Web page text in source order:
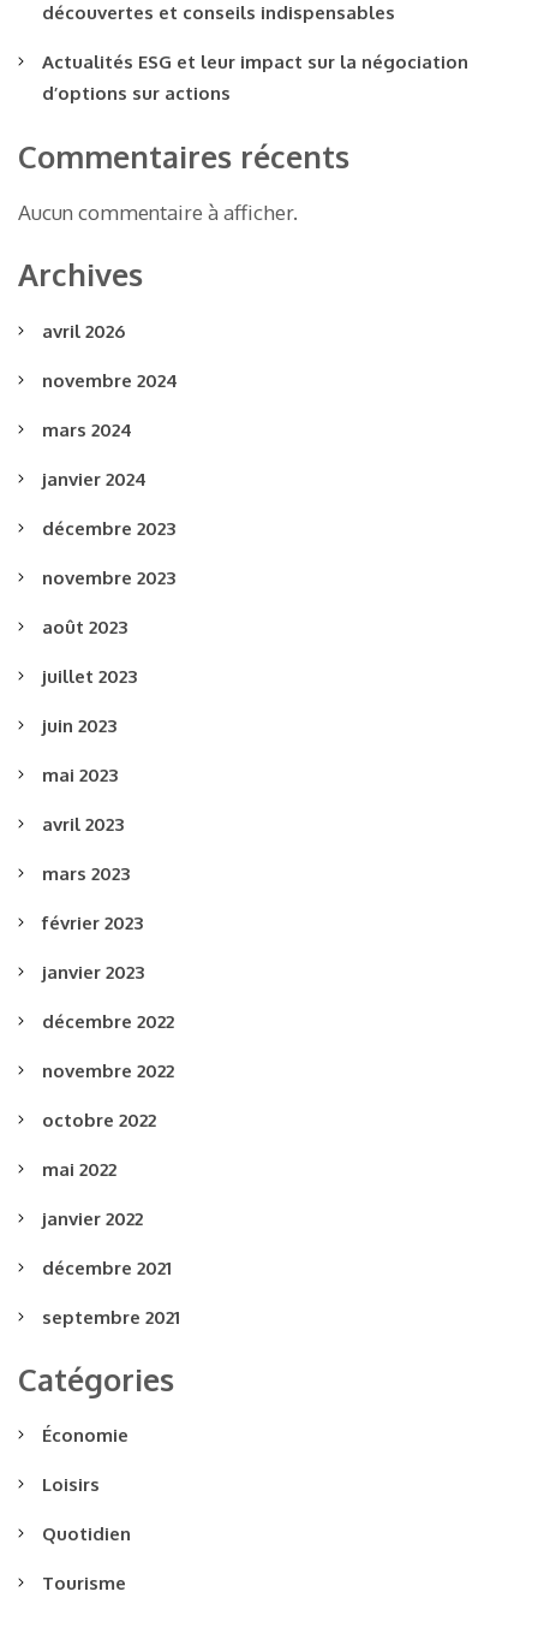
découvertes et conseils indispensables
Actualités ESG et leur impact sur la négociation
d’options sur actions
Commentaires récents
Aucun commentaire à afficher.
Archives
avril 2026
novembre 2024
mars 2024
janvier 2024
décembre 2023
novembre 2023
août 2023
juillet 2023
juin 2023
mai 2023
avril 2023
mars 2023
février 2023
janvier 2023
décembre 2022
novembre 2022
octobre 2022
mai 2022
janvier 2022
décembre 2021
septembre 2021
Catégories
Économie
Loisirs
Quotidien
Tourisme